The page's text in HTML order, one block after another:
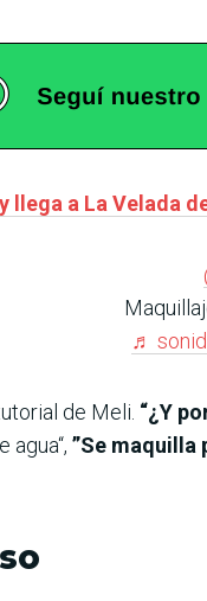
llega a La Velada
♬
de Meli. “¿Y
agua“, ”Se maquilla